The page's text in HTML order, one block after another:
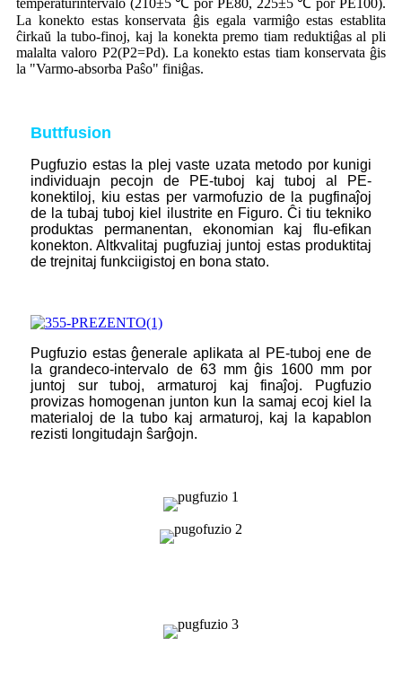
temperaturintervalo (210±5 ℃ por PE80, 225±5 ℃ por PE100).
La konekto estas konservata ĝis egala varmiĝo estas establita
ĉirkaŭ la tubo-finoj, kaj la konekta premo tiam reduktiĝas al pli
malalta valoro P2(P2=Pd). La konekto estas tiam konservata ĝis
la "Varmo-absorba Paŝo" finiĝas.
Buttfusion
Pugfuzio estas la plej vaste uzata metodo por kunigi
individuajn pecojn de PE-tuboj kaj tuboj al PE-
konektiloj, kiu estas per varmofuzio de la pugfinaĵoj
de la tubaj tuboj kiel ilustrite en Figuro. Ĉi tiu tekniko
produktas permanentan, ekonomian kaj flu-efikan
konekton. Altkvalitaj pugfuziaj juntoj estas produktitaj
de trejnitaj funkciigistoj en bona stato.
Pugfuzio estas ĝenerale aplikata al PE-tuboj ene de
la grandeco-intervalo de 63 mm ĝis 1600 mm por
juntoj sur tuboj, armaturoj kaj finaĵoj. Pugfuzio
provizas homogenan junton kun la samaj ecoj kiel la
materialoj de la tubo kaj armaturoj, kaj la kapablon
rezisti longitudajn ŝarĝojn.